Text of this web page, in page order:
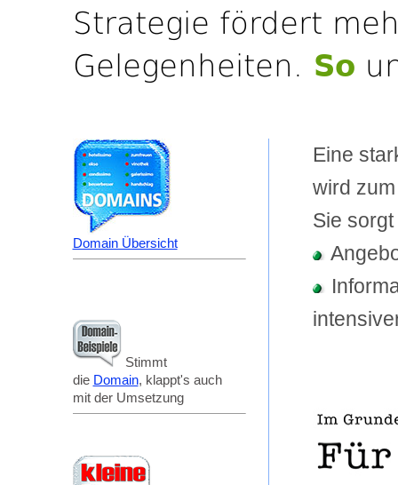
Strategie fördert
Gelegenheiten. So
Domain Übersicht
Stimmt
die Domain, klappt's auch
mit der Umsetzung
Eine
wird
Sie